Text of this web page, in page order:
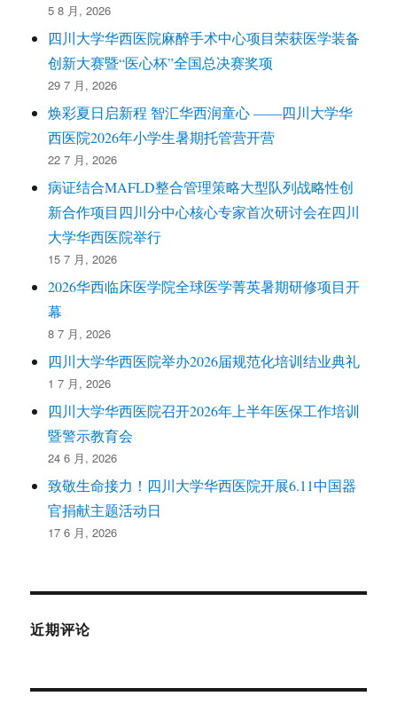
5 8 月, 2026
四川大学华西医院麻醉手术中心项目荣获医学装备
创新大赛暨“医心杯”全国总决赛奖项
29 7 月, 2026
焕彩夏日启新程 智汇华西润童心 ——四川大学华
西医院2026年小学生暑期托管营开营
22 7 月, 2026
病证结合MAFLD整合管理策略大型队列战略性创
新合作项目四川分中心核心专家首次研讨会在四川
大学华西医院举行
15 7 月, 2026
2026华西临床医学院全球医学菁英暑期研修项目开
幕
8 7 月, 2026
四川大学华西医院举办2026届规范化培训结业典礼
1 7 月, 2026
四川大学华西医院召开2026年上半年医保工作培训
暨警示教育会
24 6 月, 2026
致敬生命接力！四川大学华西医院开展6.11中国器
官捐献主题活动日
17 6 月, 2026
近期评论